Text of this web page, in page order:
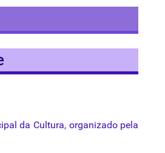
da Cultura, organizado pela